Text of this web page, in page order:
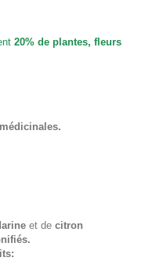
20% de plantes, fleurs
et de citron